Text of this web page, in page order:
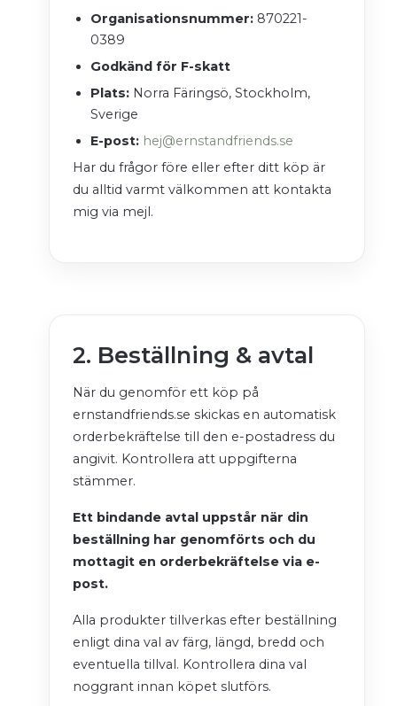
Organisationsnummer: 870221-
0389
Godkänd för F-skatt
Plats: Norra Färingsö, Stockholm,
Sverige
E-post: hej@ernstandfriends.se
Har du frågor före eller efter ditt köp är
du alltid varmt välkommen att kontakta
mig via mejl.
2. Beställning & avtal
När du genomför ett köp på
ernstandfriends.se skickas en automatisk
orderbekräftelse till den e-postadress du
angivit. Kontrollera att uppgifterna
stämmer.
Ett bindande avtal uppstår när din
beställning har genomförts och du
mottagit en orderbekräftelse via e-
post.
Alla produkter tillverkas efter beställning
enligt dina val av färg, längd, bredd och
eventuella tillval. Kontrollera dina val
noggrant innan köpet slutförs.